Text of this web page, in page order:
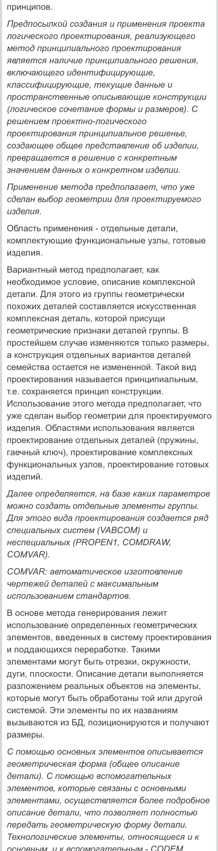
принципов.
Предпосылкой создания и применения проекта
логического проектирования, реализующего
метод принципиального проектирования
является наличие принципиального решения,
включающего идентифицирующие,
классифицирующие, текущие данные и
пространственные описывающие конструкции
(логическое сочетание формы и размеров). С
решением проектно-логического
проектирования принципиальное решенье,
создающее общее представление об изделии,
превращается в решение с конкретным
значением данных о конкретном изделии.
Применение метода предполагает, что уже
сделан выбор геометрии для проектируемого
изделия.
Область применения - отдельные детали,
комплектующие функциональные узлы, готовые
изделия.
Вариантный метод предполагает, как
необходимое условие, описание комплексной
детали. Для этого из группы геометрически
похожих деталей составляется искусственная
комплексная деталь, которой присущи
геометрические признаки деталей группы. В
простейшем случае изменяются только размеры,
а конструкция отдельных вариантов деталей
семейства остается не измененной. Такой вид
проектирования называется принципиальным,
т.е. сохраняется принцип конструкции.
Использование этого метода предполагает, что
уже сделан выбор геометрии для проектируемого
изделия. Областями использования является
проектирование отдельных деталей (пружины,
гаечный ключ), проектирование комплексных
функциональных узлов, проектирование готовых
изделий.
Далее определяется, на базе каких параметров
можно создать отдельные элементы группы.
Для этого вида проектирования создается ряд
специальных систем (VABCOM) и
неспециальных (PROPEN1, COMDRAW,
COMVAR).
COMVAR: автоматическое изготовление
чертежей деталей с максимальным
использованием стандартов.
В основе метода генерирования лежит
использование определенных геометрических
элементов, введенных в систему проектирования
и поддающихся переработке. Такими
элементами могут быть отрезки, окружности,
дуги, плоскости. Описание детали выполняется
разложением реальных объектов на элементы,
которые могут быть обработаны той или другой
системой. Эти элементы по их названиям
вызываются из БД, позиционируются и получают
размеры.
С помощью основных элементов описывается
геометрическая форма (общее описание
детали). С помощью вспомогательных
элементов, которые связаны с основными
элементами, осуществляется более подробное
описание детали, что позволяет полностью
передать геометрическую форму детали.
Технологические элементы, относящиеся и к
основным, и к вспомогательным - CODEM,